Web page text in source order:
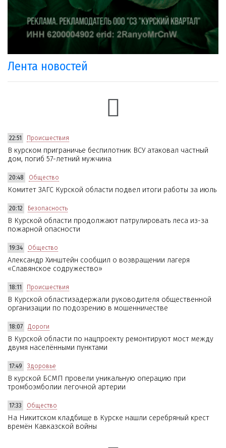
Лента новостей
22:51 Происшествия
В курском приграничье беспилотник ВСУ атаковал частный
дом, погиб 57-летний мужчина
20:48 Общество
Комитет ЗАГС Курской области подвел итоги работы за июль
20:12 Безопасность
В Курской области продолжают патрулировать леса из-за
пожарной опасности
19:34 Общество
Александр Хинштейн сообщил о возвращении лагеря
«Славянское содружество»
18:11 Происшествия
В Курской областизадержали руководителя общественной
организации по подозрению в мошенничестве
18:07 Дороги
В Курской области по нацпроекту ремонтируют мост между
двумя населёнными пунктами
17:49 Здоровье
В курской БСМП провели уникальную операцию при
тромбоэмболии легочной артерии
17:33 Общество
На Никитском кладбище в Курске нашли серебряный крест
времён Кавказской войны